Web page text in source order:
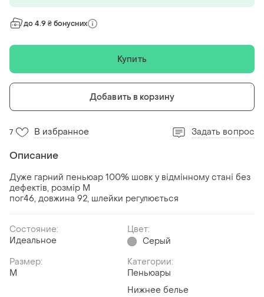
до 4.9 ₴ бонусних
Купить
Добавить в корзину
7 В избранное Задать вопрос
Описание
Дуже гарний пеньюар 100% шовк у відмінному стані без
дефектів, розмір М
пог46, довжина 92, шлейки регулюється
Состояние:
Идеальное
Цвет:
Серый
Размер:
M
Категории:
Пеньюары
Нижнее белье